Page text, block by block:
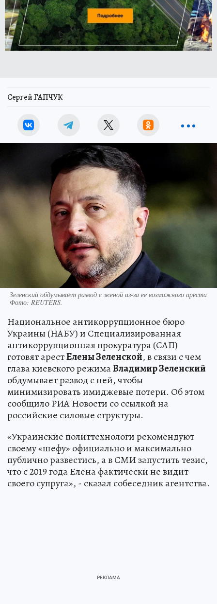
Сергей ГАПЧУК
Зеленский обдумывает развод с женой из-за ее возможного ареста
Фото: REUTERS.
Национальное антикоррупционное бюро
Украины (НАБУ) и Специализированная
антикоррупционная прокуратура (САП)
готовят арестЕлены Зеленской, в связи с чем
глава киевского режимаВладимир Зеленский
обдумывает развод с ней, чтобы
минимизировать имиджевые потери. Об этом
сообщило РИА Новости со ссылкой на
российские силовые структуры.
«Украинские политтехнологи рекомендуют
своему «шефу» официально и максимально
публично развестись, а в СМИ запустить тезис,
что с 2019 года Елена фактически не видит
своего супруга», - сказал собеседник агентства.